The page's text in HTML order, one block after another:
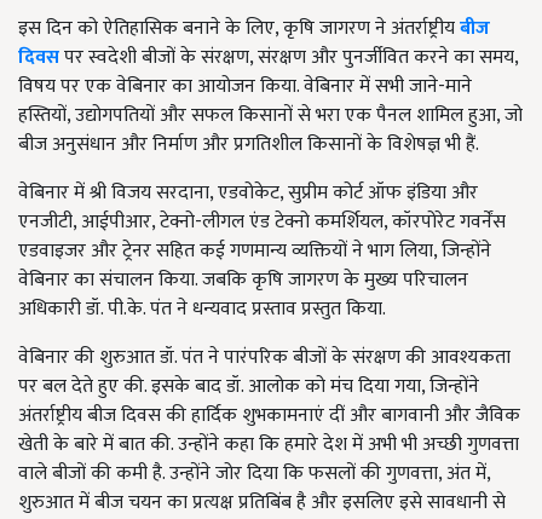
इस दिन को ऐतिहासिक बनाने के लिए, कृषि जागरण ने अंतर्राष्ट्रीयबीज
दिवसपर स्वदेशी बीजों के संरक्षण, संरक्षण और पुनर्जीवित करने का समय,
विषय पर एक वेबिनार का आयोजन किया. वेबिनार में सभी जाने-माने
हस्तियों, उद्योगपतियों और सफल किसानों से भरा एक पैनल शामिल हुआ, जो
बीज अनुसंधान और निर्माण और प्रगतिशील किसानों के विशेषज्ञ भी हैं.
वेबिनार में श्री विजय सरदाना, एडवोकेट, सुप्रीम कोर्ट ऑफ इंडिया और
एनजीटी, आईपीआर, टेक्नो-लीगल एंड टेक्नो कमर्शियल, कॉरपोरेट गवर्नेंस
एडवाइजर और ट्रेनर सहित कई गणमान्य व्यक्तियों ने भाग लिया, जिन्होंने
वेबिनार का संचालन किया. जबकि कृषि जागरण के मुख्य परिचालन
अधिकारी डॉ. पी.के. पंत ने धन्यवाद प्रस्ताव प्रस्तुत किया.
वेबिनार की शुरुआत डॉ. पंत ने पारंपरिक बीजों के संरक्षण की आवश्यकता
पर बल देते हुए की. इसके बाद डॉ. आलोक को मंच दिया गया, जिन्होंने
अंतर्राष्ट्रीय बीज दिवस की हार्दिक शुभकामनाएं दीं और बागवानी और जैविक
खेती के बारे में बात की. उन्होंने कहा कि हमारे देश में अभी भी अच्छी गुणवत्ता
वाले बीजों की कमी है. उन्होंने जोर दिया कि फसलों की गुणवत्ता, अंत में,
शुरुआत में बीज चयन का प्रत्यक्ष प्रतिबिंब है और इसलिए इसे सावधानी से